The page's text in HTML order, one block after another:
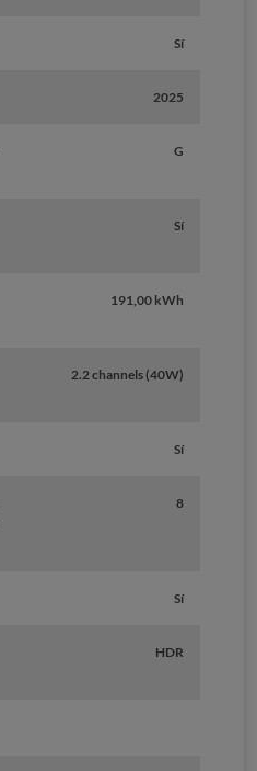
Sí
2025
G
Sí
191,00 kWh
2.2 channels (40W)
Sí
8
Sí
HDR